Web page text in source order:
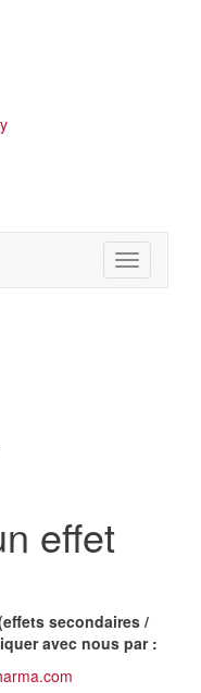
Toggle
navigation
effet
secondaires /
avec nous par :